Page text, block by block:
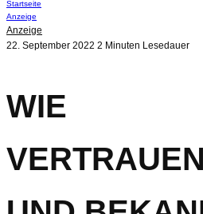
Startseite
Anzeige
Anzeige
22. September 2022 2 Minuten Lesedauer
WIE